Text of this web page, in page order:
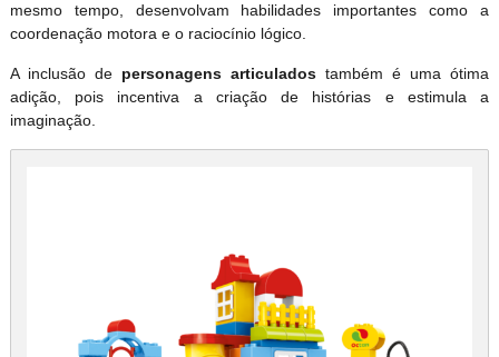
mesmo tempo, desenvolvam habilidades importantes como a
coordenação motora e o raciocínio lógico.
A inclusão depersonagens articulados também é uma ótima
adição, pois incentiva a criação de histórias e estimula a
imaginação.